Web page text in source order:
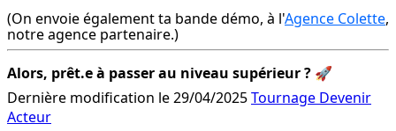
(On envoie également ta bande démo, à l'Agence Colette,
notre agence partenaire.)
Alors, prêt.e à passer au niveau supérieur ? 🚀
Dernière modification le 29/04/2025Tournage Devenir
Acteur